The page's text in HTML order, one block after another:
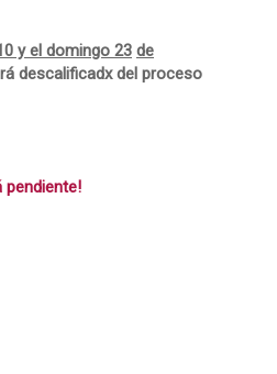
y el domingo 23 de
descalificadx del proceso
pendiente!